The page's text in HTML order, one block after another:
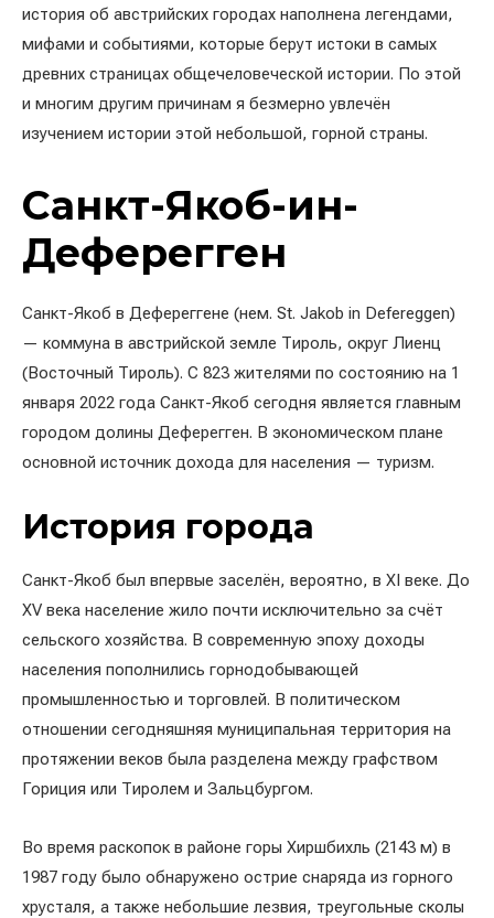
история об австрийских городах наполнена легендами,
мифами и событиями, которые берут истоки в самых
древних страницах общечеловеческой истории. По этой
и многим другим причинам я безмерно увлечён
изучением истории этой небольшой, горной страны.
Санкт-Якоб-ин-
Деферегген
Санкт-Якоб в Дефереггене (нем. St. Jakob in Defereggen)
— коммуна в австрийской земле Тироль, округ Лиенц
(Восточный Тироль). С 823 жителями по состоянию на 1
января 2022 года Санкт-Якоб сегодня является главным
городом долины Деферегген. В экономическом плане
основной источник дохода для населения — туризм.
История города
Санкт-Якоб был впервые заселён, вероятно, в XI веке. До
XV века население жило почти исключительно за счёт
сельского хозяйства. В современную эпоху доходы
населения пополнились горнодобывающей
промышленностью и торговлей. В политическом
отношении сегодняшняя муниципальная территория на
протяжении веков была разделена между графством
Гориция или Тиролем и Зальцбургом.
Во время раскопок в районе горы Хиршбихль (2143 м) в
1987 году было обнаружено острие снаряда из горного
хрусталя, а также небольшие лезвия, треугольные сколы